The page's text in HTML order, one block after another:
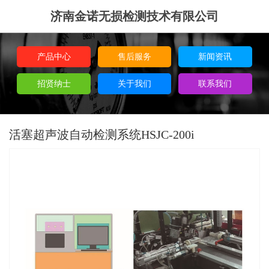
济南金诺无损检测技术有限公司
产品中心 售后服务 新闻资讯
招贤纳士 关于我们 联系我们
活塞超声波自动检测系统HSJC-200i